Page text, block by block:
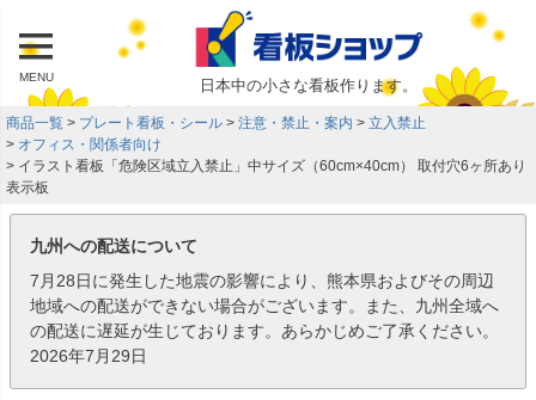
MENU 日本中の小さな看板作ります。
商品一覧 プレート看板・シール 注意・禁止・案内
立入禁止
オフィス・関係者向け
イラスト看板「危険区域立入禁止」中サイズ（60cm×40cm） 取付穴6ヶ所あり
表示板
九州への配送について
7月28日に発生した地震の影響により、熊本県およびその周辺
地域への配送ができない場合がございます。また、九州全域へ
の配送に遅延が生じております。あらかじめご了承ください。
2026年7月29日